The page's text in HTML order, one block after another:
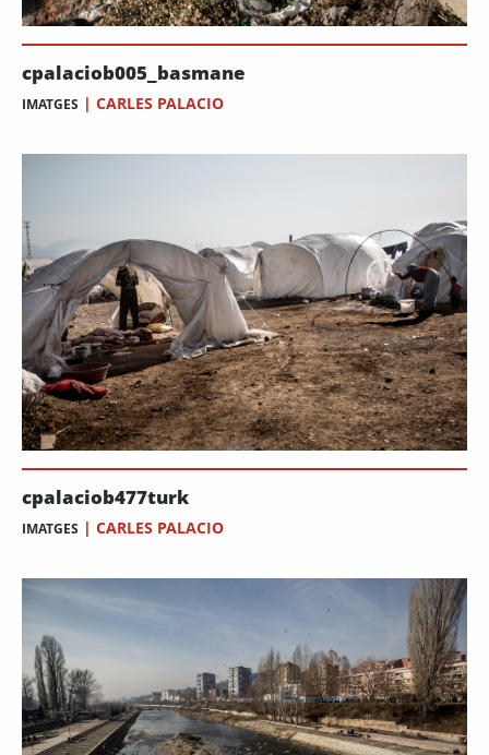
cpalaciob005_basmane
IMATGES | CARLES PALACIO
cpalaciob477turk
IMATGES | CARLES PALACIO